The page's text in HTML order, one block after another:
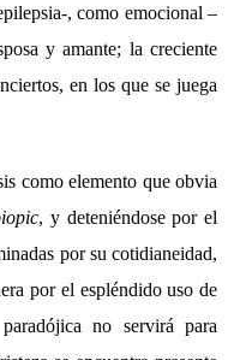
, como emocional –
y amante; la creciente
en los que se juega
como elemento que obvia
, y deteniéndose por el
por su cotidianeidad,
por el espléndido uso de
no servirá para